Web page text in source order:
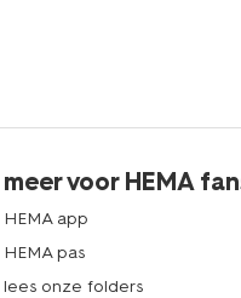
meer voor HEMA
HEMA app
HEMA pas
lees onze folders